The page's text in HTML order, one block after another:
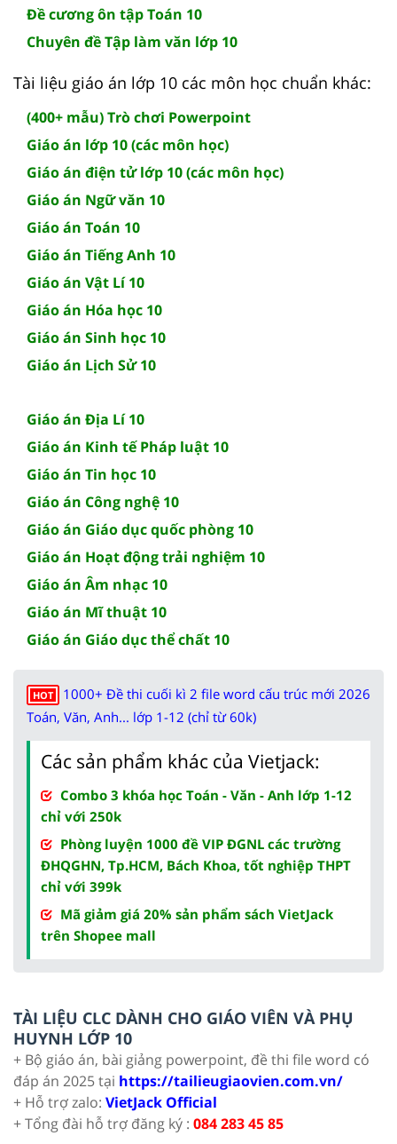
Đề cương ôn tập Toán 10
Chuyên đề Tập làm văn lớp 10
Tài liệu giáo án lớp 10 các môn học chuẩn khác:
(400+ mẫu) Trò chơi Powerpoint
Giáo án lớp 10 (các môn học)
Giáo án điện tử lớp 10 (các môn học)
Giáo án Ngữ văn 10
Giáo án Toán 10
Giáo án Tiếng Anh 10
Giáo án Vật Lí 10
Giáo án Hóa học 10
Giáo án Sinh học 10
Giáo án Lịch Sử 10
Giáo án Địa Lí 10
Giáo án Kinh tế Pháp luật 10
Giáo án Tin học 10
Giáo án Công nghệ 10
Giáo án Giáo dục quốc phòng 10
Giáo án Hoạt động trải nghiệm 10
Giáo án Âm nhạc 10
Giáo án Mĩ thuật 10
Giáo án Giáo dục thể chất 10
HOT
1000+ Đề thi cuối kì 2 file word cấu trúc mới 2026
Toán, Văn, Anh... lớp 1-12 (chỉ từ 60k)
Các sản phẩm khác của Vietjack:
Combo 3 khóa học Toán - Văn - Anh lớp 1-12
chỉ với 250k
Phòng luyện 1000 đề VIP ĐGNL các trường
ĐHQGHN, Tp.HCM, Bách Khoa, tốt nghiệp THPT
chỉ với 399k
Mã giảm giá 20% sản phẩm sách VietJack
trên Shopee mall
TÀI LIỆU CLC DÀNH CHO GIÁO VIÊN VÀ PHỤ
HUYNH LỚP 10
+ Bộ giáo án, bài giảng powerpoint, đề thi file word có
đáp án 2025 tại https://tailieugiaovien.com.vn/
+ Hỗ trợ zalo: VietJack Official
+ Tổng đài hỗ trợ đăng ký : 084 283 45 85